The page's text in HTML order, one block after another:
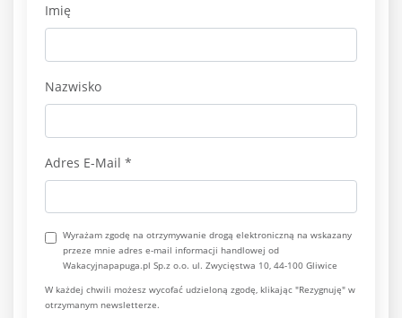
Imię
Nazwisko
Adres E-Mail *
Wyrażam zgodę na otrzymywanie drogą elektroniczną na wskazany
przeze mnie adres e-mail informacji handlowej od
Wakacyjnapapuga.pl Sp.z o.o. ul. Zwycięstwa 10, 44-100 Gliwice
W każdej chwili możesz wycofać udzieloną zgodę, klikając "Rezygnuję" w
otrzymanym newsletterze.